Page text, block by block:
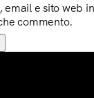
email e sito web
commento.